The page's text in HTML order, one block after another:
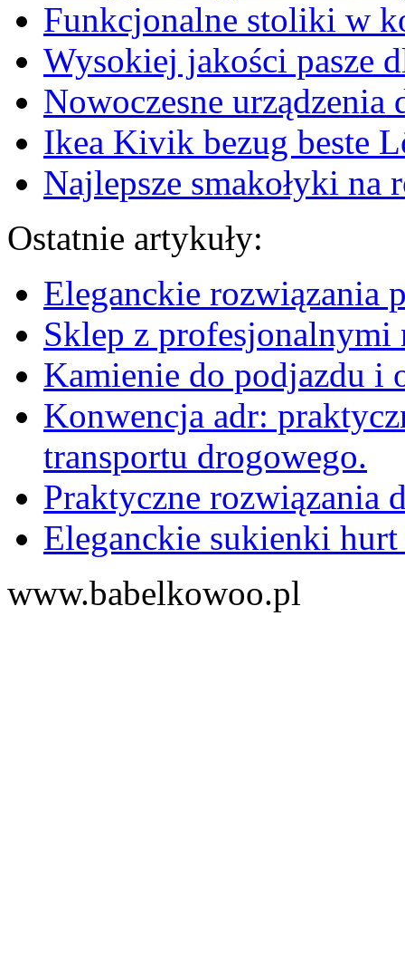
Funkcjonalne stoliki w
Wysokiej jakości pasze
Nowoczesne
Ikea Kivik bezug beste
Najlepsze smakołyki na
Ostatnie artykuły:
Eleganckie rozwiązania
Sklep z profesjonalnymi
Kamienie do podjazdu i
Konwencja adr:
transportu drogowego.
Praktyczne rozwiązania
Eleganckie sukienki
www.babelkowoo.pl